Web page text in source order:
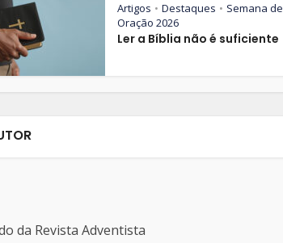
Artigos • Destaques • Semana de
Oração 2026
Ler a Bíblia não é suficiente
da Revista Adventista